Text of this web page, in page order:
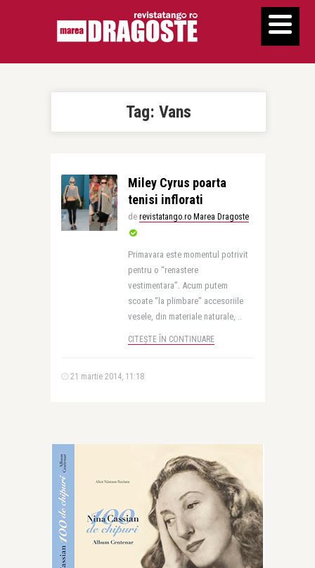
Tag: Vans
Miley Cyrus poarta
tenisi inflorati
de revistatango.ro Marea Dragoste
Primavara este momentul potrivit
pentru o “renastere
vestimentara”. Acum putem
scoate “la plimbare” accesoriile
vesele, din materiale naturale, ..
CITEȘTE ÎN CONTINUARE
21 martie 2014, 11:18